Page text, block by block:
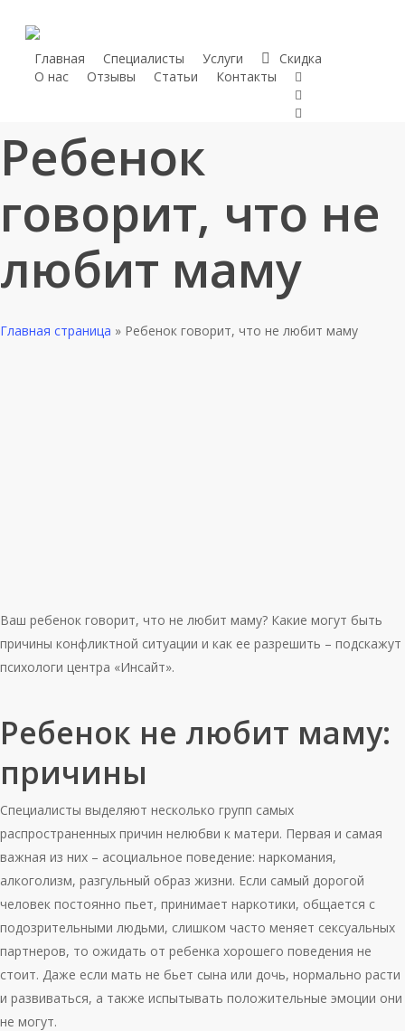
content
Главная Специалисты Услуги Скидка
О нас
Отзывы Статьи Контакты
telegram
whatsapp
phone
Ребенок
говорит, что не
любит маму
Главная страница » Ребенок говорит, что не любит маму
Ваш ребенок говорит, что не любит маму? Какие могут быть
причины конфликтной ситуации и как ее разрешить – подскажут
психологи центра «Инсайт».
Ребенок не любит маму:
причины
Специалисты выделяют несколько групп самых
распространенных причин нелюбви к матери. Первая и самая
важная из них – асоциальное поведение: наркомания,
алкоголизм, разгульный образ жизни. Если самый дорогой
человек постоянно пьет, принимает наркотики, общается с
подозрительными людьми, слишком часто меняет сексуальных
партнеров, то ожидать от ребенка хорошего поведения не
стоит. Даже если мать не бьет сына или дочь, нормально расти
и развиваться, а также испытывать положительные эмоции они
не могут.